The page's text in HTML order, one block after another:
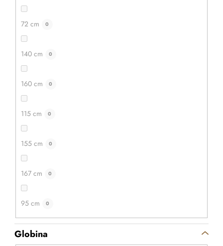
72 cm 0
140 cm 0
160 cm 0
115 cm 0
155 cm 0
167 cm 0
95 cm 0
Globina